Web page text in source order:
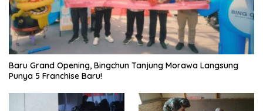
‎Baru Grand Opening, Bingchun Tanjung Morawa Langsung
Punya 5 Franchise Baru!